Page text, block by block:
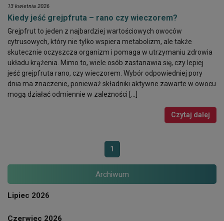
13 kwietnia 2026
Kiedy jeść grejpfruta – rano czy wieczorem?
Grejpfrut to jeden z najbardziej wartościowych owoców
cytrusowych, który nie tylko wspiera metabolizm, ale także
skutecznie oczyszcza organizm i pomaga w utrzymaniu zdrowia
układu krążenia. Mimo to, wiele osób zastanawia się, czy lepiej
jeść grejpfruta rano, czy wieczorem. Wybór odpowiedniej pory
dnia ma znaczenie, ponieważ składniki aktywne zawarte w owocu
mogą działać odmiennie w zależności […]
Czytaj dalej
1
Archiwum
Lipiec 2026
Czerwiec 2026